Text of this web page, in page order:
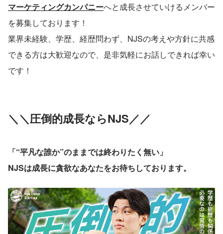
マーケティングカンパニーへと成長させていけるメンバー
を募集しております！
業界未経験、学歴、経歴問わず、NJSの考えや方針に共感
できる方は大歓迎なので、是非気軽にお話しできれば幸い
です！
＼＼圧倒的成長ならNJS／／
「“平凡な誰か”のままでは終わりたく無い」
NJSは成長に貪欲なあなたをお待ちしております。